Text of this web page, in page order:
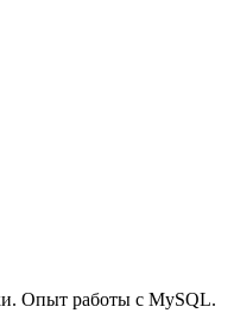
Опыт работы с MySQL.